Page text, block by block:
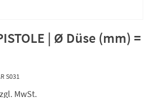
| Ø Düse (mm) =
S031
MwSt.